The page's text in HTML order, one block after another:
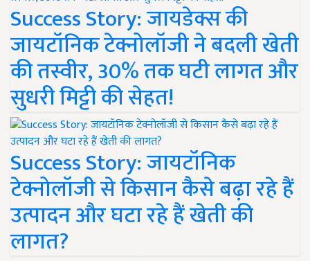
Success Story: जायडेक्स की
जायटॉनिक टेक्नोलॉजी ने बदली खेती
की तस्वीर, 30% तक घटी लागत और
सुधरी मिट्टी की सेहत!
Success Story: जायटॉनिक
टेक्नोलॉजी से किसान कैसे बढ़ा रहे हैं
उत्पादन और घटा रहे हैं खेती की
लागत?